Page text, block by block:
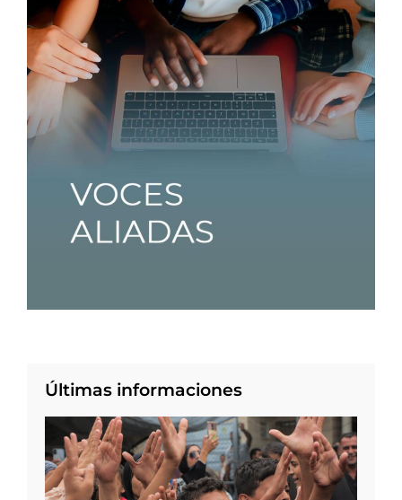
Últimas informaciones